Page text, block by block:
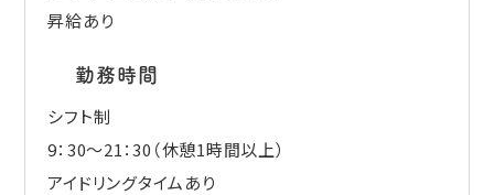
昇給あり
勤務時間
シフト制
9：30～21：30（休憩1時間以上）
アイドリングタイムあり